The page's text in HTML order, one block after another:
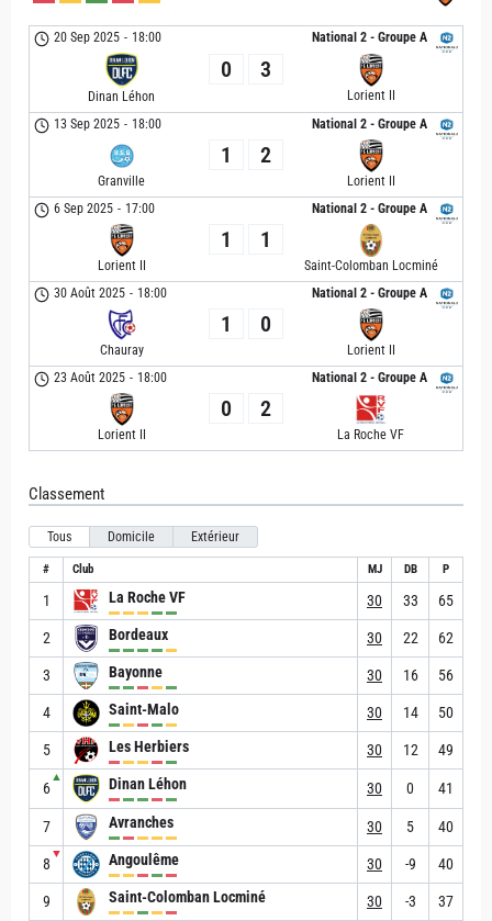
National 2 - Groupe A
20 Sep 2025 - 18:00
Dinan Léhon
0 3
Lorient II
National 2 - Groupe A
13 Sep 2025 - 18:00
Granville
1 2
Lorient II
National 2 - Groupe A
6 Sep 2025 - 17:00
Lorient II
1 1
Saint-Colomban Locminé
National 2 - Groupe A
30 Août 2025 - 18:00
Chauray
1 0
Lorient II
National 2 - Groupe A
23 Août 2025 - 18:00
Lorient II
0 2
La Roche VF
Classement
Tous Domicile Extérieur
# Club MJ DB P
1 La Roche VF 30 33 65
2 Bordeaux 30 22 62
3 Bayonne 30 16 56
4 Saint-Malo 30 14 50
5 Les Herbiers 30 12 49
6
▲ Dinan Léhon 30 0 41
7 Avranches 30 5 40
8
▼ Angoulême 30 -9 40
9 Saint-Colomban Locminé 30 -3 37